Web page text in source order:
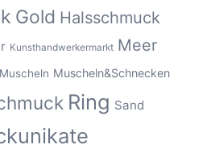
Gold Halsschmuck
Kunsthandwerkermarkt Meer
Muscheln Muscheln&Schnecken
Ring Sand